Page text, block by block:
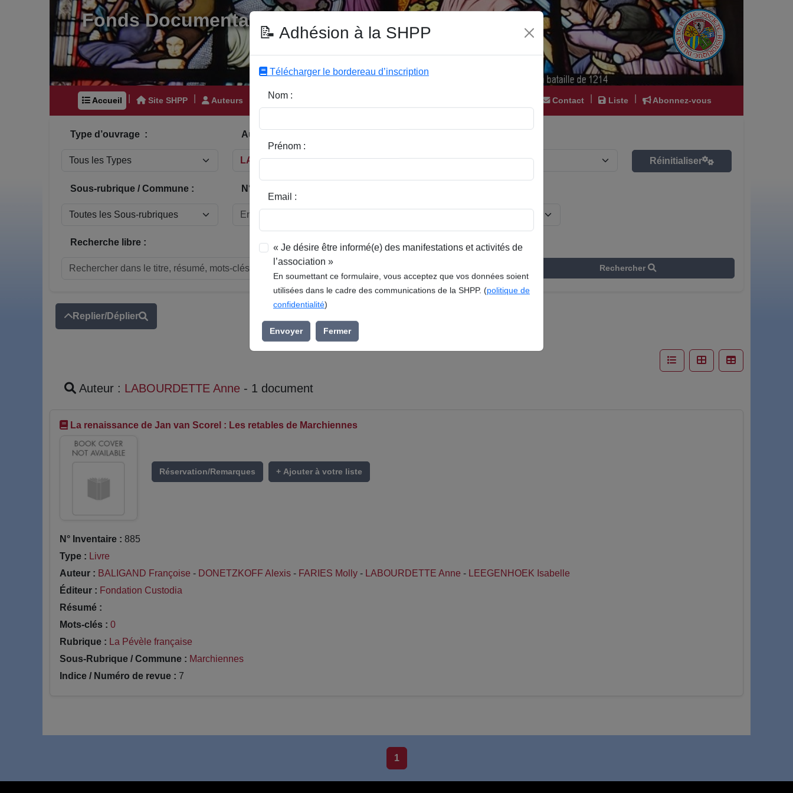
Fonds Documentaire SHPP
Accueil Site SHPP Auteurs Editeurs Contact Liste Abonnez-vous
Type d’ouvrage : Auteur :
Réinitialiser
Sous-rubrique / Commune : N° Indice / Revue :
Recherche libre :
Rechercher
Replier/Déplier
Auteur : LABOURDETTE Anne - 1 document
La renaissance de Jan van Scorel : Les retables de Marchiennes
Réservation/Remarques + Ajouter à votre liste
N° Inventaire : 885
Type : Livre
Auteur : BALIGAND Françoise - DONETZKOFF Alexis - FARIES Molly - LABOURDETTE Anne - LEEGENHOEK Isabelle
Éditeur : Fondation Custodia
Résumé :
Mots-clés : 0
Rubrique : La Pévèle française
Sous-Rubrique / Commune : Marchiennes
Indice / Numéro de revue : 7
1
📝 Adhésion à la SHPP
Télécharger le bordereau d’inscription
Nom :
Prénom :
Email :
« Je désire être informé(e) des manifestations et activités de
l’association »
En soumettant ce formulaire, vous acceptez que vos données soient
utilisées dans le cadre des communications de la SHPP. (politique de
confidentialité)
Envoyer Fermer